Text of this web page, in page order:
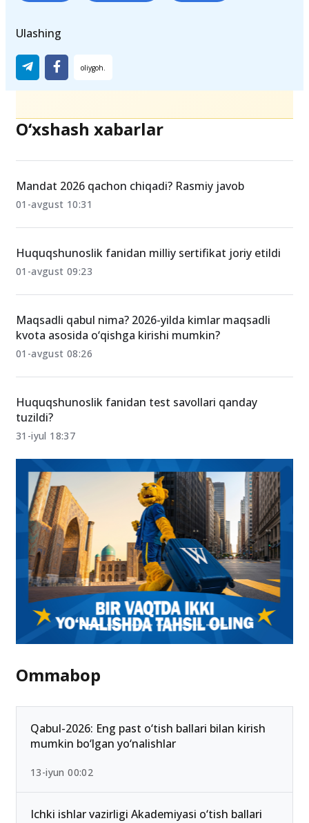
Ulashing
O‘xshash xabarlar
Mandat 2026 qachon chiqadi? Rasmiy javob
01-avgust 10:31
Huquqshunoslik fanidan milliy sertifikat joriy etildi
01-avgust 09:23
Maqsadli qabul nima? 2026-yilda kimlar maqsadli
kvota asosida o‘qishga kirishi mumkin?
01-avgust 08:26
Huquqshunoslik fanidan test savollari qanday
tuzildi?
31-iyul 18:37
Ommabop
Qabul-2026: Eng past o‘tish ballari bilan kirish
mumkin bo‘lgan yo‘nalishlar
13-iyun 00:02
Ichki ishlar vazirligi Akademiyasi o‘tish ballari